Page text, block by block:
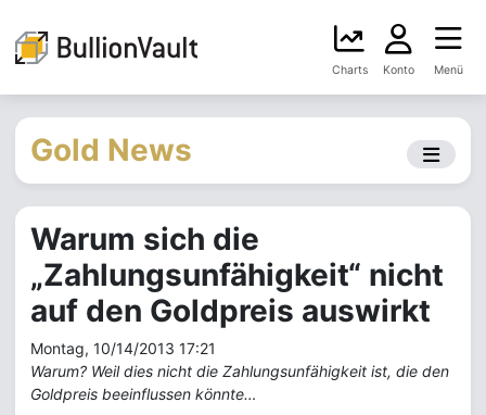
Charts Konto Menü
Gold News
Warum sich die
„Zahlungsunfähigkeit“ nicht
auf den Goldpreis auswirkt
Montag, 10/14/2013 17:21
Warum? Weil dies nicht die Zahlungsunfähigkeit ist, die den
Goldpreis beeinflussen könnte…